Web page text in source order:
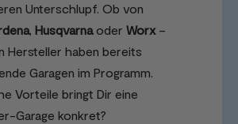
Unterschlupf. Ob von
, Husqvarnaoder Worx –
Hersteller haben bereits
Garagen im Programm.
Vorteile bringt Dir eine
Garage konkret?